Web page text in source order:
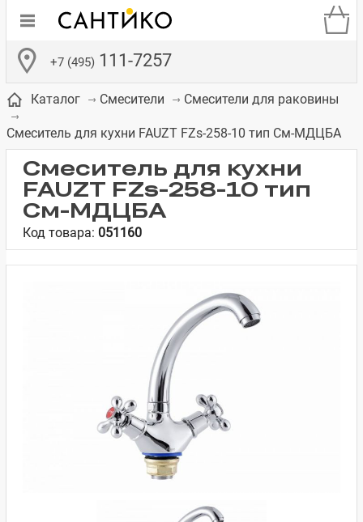
+7 (495) 111-7257
Бачки для
унитазов
Сиденья для
унитазов
Смесители для
встраиваемых
систем
Зеркало-шкаф
Полки в ванную
комнату
Каталог Смесители Смесители для раковины
Смеситель для кухни FAUZT FZs-258-10 тип См-МДЦБА
Смеситель для кухни
FAUZT FZs-258-10 тип
См-МДЦБА
Код товара: 051160